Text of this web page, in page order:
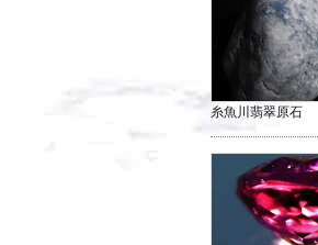
糸魚川翡翠原石